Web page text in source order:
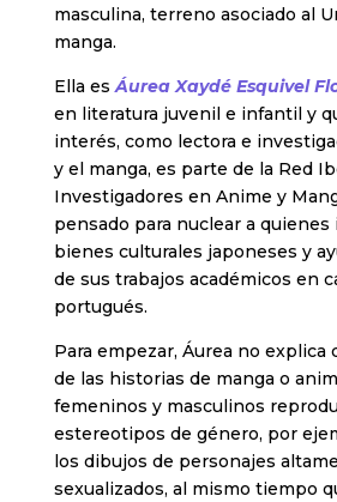
masculina, terreno asociado al
manga.
Ella esÁurea Xaydé Esquivel
en literatura juvenil e infantil y
interés, como lectora e
y el manga, es parte de la Red
Investigadores en Anime y
pensado para nuclear a
bienes culturales japoneses y
de sus trabajos académicos en
portugués.
Para empezar, Áurea no explica
de las historias de manga o
femeninos y masculinos
estereotipos de género, por
los dibujos de personajes
sexualizados, al mismo tiempo